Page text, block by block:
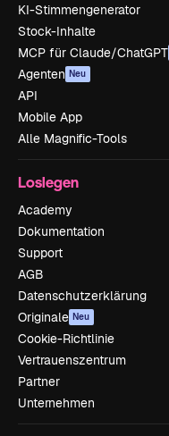
KI-Stimmengenerator
Stock-Inhalte
MCP für Claude/ChatGPT
Agenten Neu
API
Mobile App
Alle Magnific-Tools
Loslegen
Academy
Dokumentation
Support
AGB
Datenschutzerklärung
Originale Neu
Cookie-Richtlinie
Vertrauenszentrum
Partner
Unternehmen